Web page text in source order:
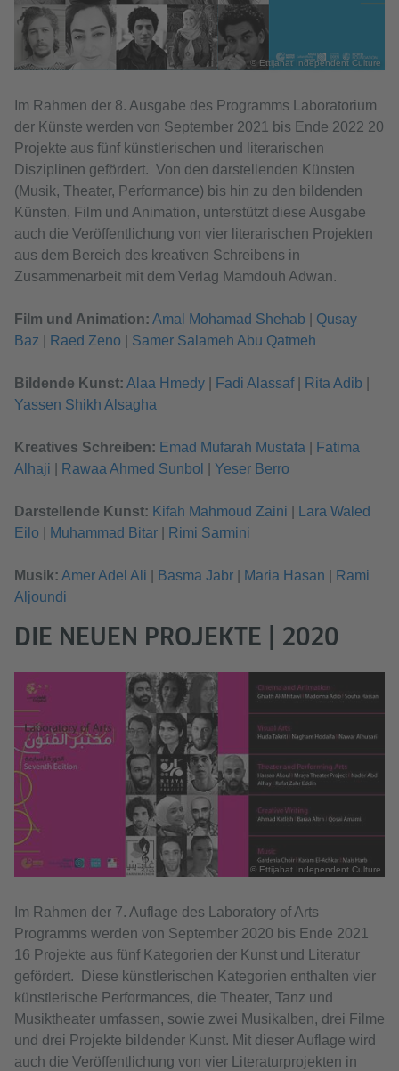
© Ettijahat Independent Culture
Im Rahmen der 8. Ausgabe des Programms Laboratorium
der Künste werden von September 2021 bis Ende 2022 20
Projekte aus fünf künstlerischen und literarischen
Disziplinen gefördert. Von den darstellenden Künsten
(Musik, Theater, Performance) bis hin zu den bildenden
Künsten, Film und Animation, unterstützt diese Ausgabe
auch die Veröffentlichung von vier literarischen Projekten
aus dem Bereich des kreativen Schreibens in
Zusammenarbeit mit dem Verlag Mamdouh Adwan.
Film und Animation: Amal Mohamad Shehab
Qusay
Baz
Raed Zeno Samer Salameh Abu Qatmeh
Bildende Kunst: Alaa Hmedy Fadi Alassaf| Rita Adib
Yassen Shikh Alsagha
Kreatives Schreiben: Emad Mufarah Mustafa
Fatima
Alhaji
Rawaa Ahmed Sunbol Yeser Berro
Darstellende Kunst: Kifah Mahmoud Zaini
Lara Waled
Eilo
Muhammad Bitar Rimi Sarmini
Musik: Amer Adel Ali Basma Jabr Maria Hasan
Rami
Aljoundi
DIE NEUEN PROJEKTE | 2020
© Ettijahat Independent Culture
Im Rahmen der 7. Auflage des Laboratory of Arts
Programms werden von September 2020 bis Ende 2021
16 Projekte aus fünf Kategorien der Kunst und Literatur
gefördert. Diese künstlerischen Kategorien enthalten vier
künstlerische Performances, die Theater, Tanz und
Musiktheater umfassen, sowie zwei Musikalben, drei Filme
und drei Projekte bildender Kunst. Mit dieser Auflage wird
auch die Veröffentlichung von vier Literaturprojekten in